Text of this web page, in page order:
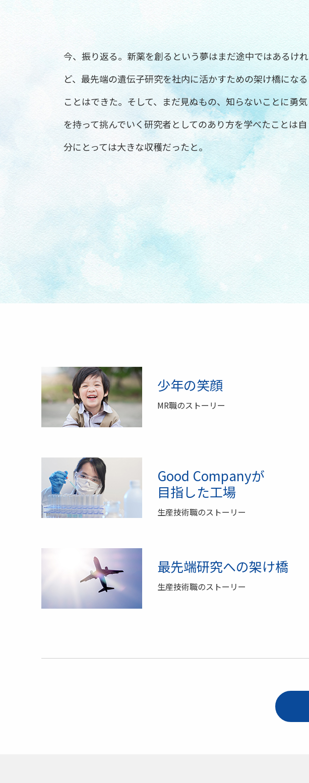
今、振り返る。新薬を創るという夢はまだ途中ではあるけれ
ど、最先端の遺伝子研究を社内に活かすための架け橋になる
ことはできた。そして、まだ見ぬもの、知らないことに勇気
を持って挑んでいく研究者としてのあり方を学べたことは自
分にとっては大きな収穫だったと。
少年の笑顔
MR職のストーリー
Good Companyが
目指した工場
生産技術職のストーリー
最先端研究への架け橋
生産技術職のストーリー